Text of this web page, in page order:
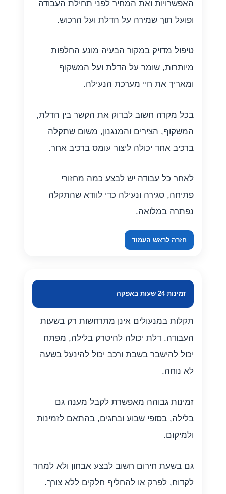
האפשרויות ואת המחיר לפני תחילת העבודה
ופועל תוך שמירה על הדלת ועל הרכוש.
טיפול מדויק במקור הבעיה מונע החלפות
מיותרות, שומר על הדלת ועל המשקוף
ומאריך את חיי מערכת הנעילה.
בכל מקרה חשוב לבדוק את הקשר בין הדלת,
המשקוף, הצירים והמנגנון, משום שתקלה
ברכיב אחד יכולה ליצור עומס ברכיב אחר.
לאחר כל עבודה יש לבצע כמה מחזורי
פתיחה, סגירה ונעילה כדי לוודא שהתקלה
נפתרה במלואה.
חזרה לראש העמוד
זמינות 24 שעות באפקה
תקלות במנעולים אינן מתרחשות רק בשעות
העבודה. דלת יכולה להיטרק בלילה, מפתח
יכול להישבר בשבת ורכב יכול להינעל בשעה
לא נוחה.
זמינות גבוהה מאפשרת לקבל מענה גם
בלילה, בסופי שבוע ובחגים, בהתאם לזמינות
ולמיקום.
גם בשעת חירום חשוב לבצע אבחון ולא למהר
לקדוח, לפרק או להחליף חלקים ללא צורך.